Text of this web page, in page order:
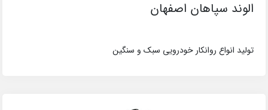
الوند سپاهان اصفهان
تولید انواع روانکار خودرویی سبک و سنگین